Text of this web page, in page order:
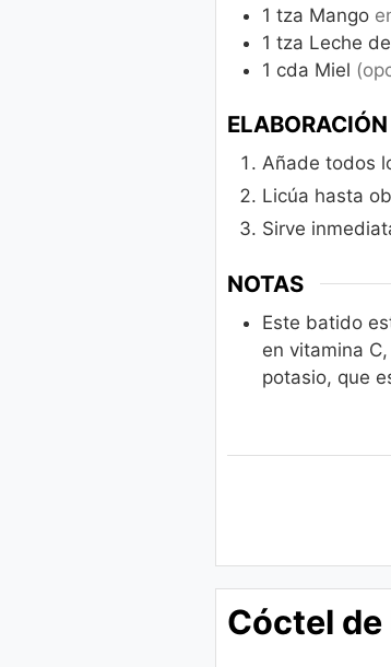
1 tza Mango
1 tza Leche
1 cda Miel
Añade todos
Licúa hasta
Sirve
NOTAS
Este batido
en vitamina
potasio, que
Cóctel